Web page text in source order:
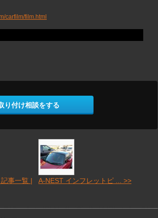
carfilm/film.html
り付け相談をする
記事一覧 | A-NEST インフレットピ ... >>